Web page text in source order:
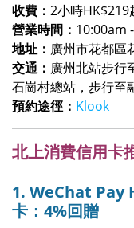
收費： 2小時HK$219
營業時間： 10:00am
地址： 廣州市花都區
交通： 廣州北站步行
石崗村總站，步行至
預約途徑： Klook
北上消費信用卡
1. WeChat Pay
卡：4%回贈